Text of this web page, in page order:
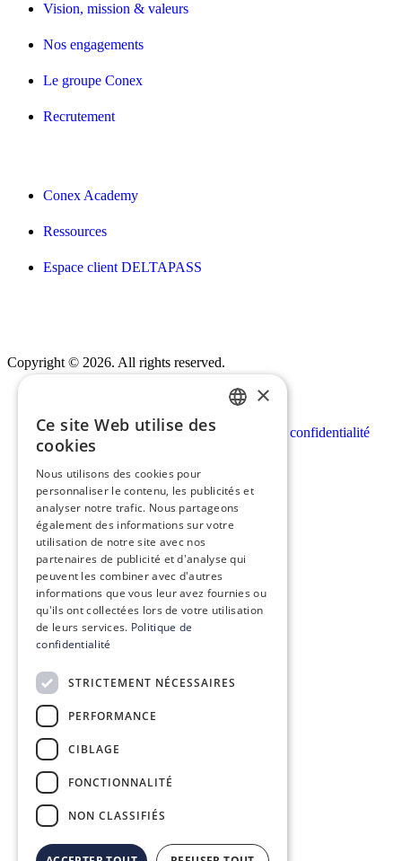
Vision, mission & valeurs
Nos engagements
Le groupe Conex
Recrutement
Conex Academy
Ressources
Espace client DELTAPASS
Copyright © 2026. All rights reserved.
Mentions légales Politique de confidentialité
×
Ce site Web utilise des
cookies
Nous utilisons des cookies pour
personnaliser le contenu, les publicités et
analyser notre trafic. Nous partageons
également des informations sur votre
utilisation de notre site avec nos
partenaires de publicité et d'analyse qui
peuvent les combiner avec d'autres
informations que vous leur avez fournies ou
qu'ils ont collectées lors de votre utilisation
de leurs services. Politique de
confidentialité
STRICTEMENT NÉCESSAIRES
PERFORMANCE
CIBLAGE
FONCTIONNALITÉ
NON CLASSIFIÉS